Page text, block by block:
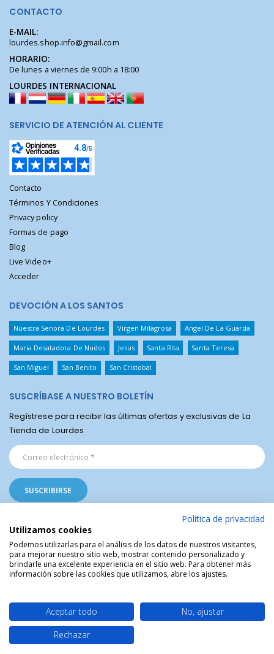
CONTACTO
E-MAIL:
lourdes.shop.info@gmail.com
HORARIO:
De lunes a viernes de 9:00h a 18:00
LOURDES INTERNACIONAL
SERVICIO DE ATENCIÓN AL CLIENTE
Contacto
Términos Y Condiciones
Privacy policy
Formas de pago
Blog
Live Video+
Acceder
DEVOCIÓN A LOS SANTOS
Nuestra Senora De Lourdes Virgen Milagrosa Angel De La Guarda
Maria Desatadora De Nudos Jesus Santa Rita Santa Teresa
San Miguel San Benito San Cristobal
SUSCRÍBASE A NUESTRO BOLETÍN
Regístrese para recibir las últimas ofertas y exclusivas de La
Tienda de Lourdes
La Tienda Religiosa de Lourdes © | Venta de artículos religiosos del Santuario
de Lourdes en Francia | Arte Sacro | Objetos sagrados
Política de privacidad
Utilizamos cookies
Podemos utilizarlas para el análisis de los datos de nuestros visitantes,
para mejorar nuestro sitio web, mostrar contenido personalizado y
brindarle una excelente experiencia en el sitio web. Para obtener más
información sobre las cookies que utilizamos, abre los ajustes.
Aceptar todo
No, ajustar
Rechazar